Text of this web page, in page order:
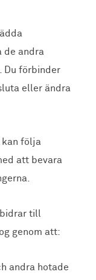
de andra
Du förbinder
eller ändra
kan följa
att bevara
till
genom att:
andra hotade